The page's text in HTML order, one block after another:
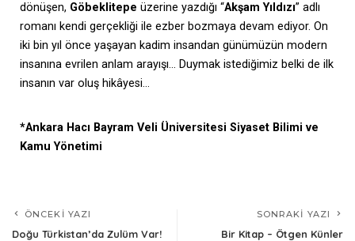
dönüşen, Göbeklitepe üzerine yazdığı “Akşam Yıldızı” adlı
romanı kendi gerçekliği ile ezber bozmaya devam ediyor. On
iki bin yıl önce yaşayan kadim insandan günümüzün modern
insanına evrilen anlam arayışı… Duymak istediğimiz belki de ilk
insanın var oluş hikâyesi…
*Ankara Hacı Bayram Veli Üniversitesi Siyaset Bilimi ve
Kamu Yönetimi
ÖNCEKI YAZI
Doğu Türkistan’da Zulüm Var!
SONRAKI YAZI
Bir Kitap – Ötgen Künler